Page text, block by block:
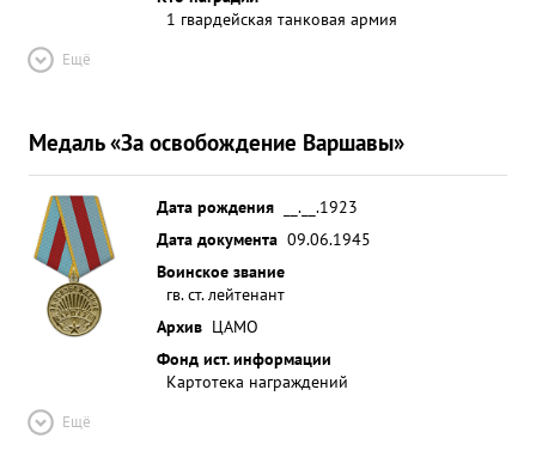
1 гвардейская танковая армия
Ещё
Медаль «За освобождение Варшавы»
Дата рождения
__.__.1923
Дата документа 09.06.1945
Воинское звание
гв. ст. лейтенант
Архив ЦАМО
Фонд ист. информации
Картотека награждений
Ещё